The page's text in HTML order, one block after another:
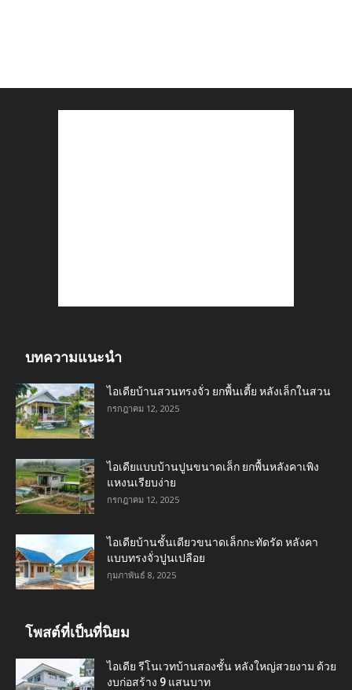
บทความแนะนำ
ไอเดียบ้านสวนทรงจั่ว ยกพื้นเตี้ย หลังเล็กในสวน
กรกฎาคม 12, 2025
ไอเดียแบบบ้านปูนขนาดเล็ก ยกพื้นหลังคาเพิง
แหงนเรียบง่าย
กรกฎาคม 12, 2025
ไอเดียบ้านชั้นเดียวขนาดเล็กกะทัดรัด หลังคา
แบบทรงจั่วปูนเปลือย
กุมภาพันธ์ 8, 2025
โพสต์ที่เป็นที่นิยม
ไอเดีย รีโนเวทบ้านสองชั้น หลังใหญ่สวยงาม ด้วย
งบก่อสร้าง 9 แสนบาท